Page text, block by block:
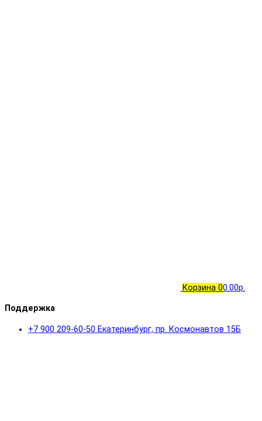
Корзина 00.00р.
Поддержка
+7 900 209-60-50 Екатеринбург, пр. Космонавтов 15Б